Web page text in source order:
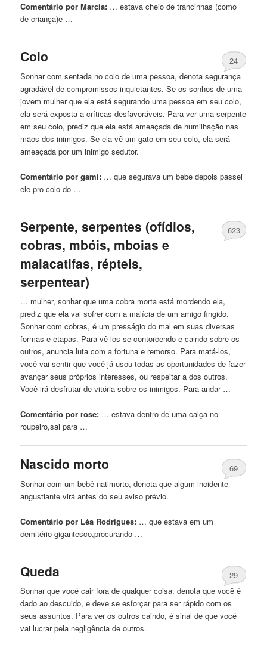
Comentário por Marcia: … estava cheiode trancinhas (como
de criança)e …
Colo
24
Sonhar com sentada no colode uma pessoa, denota segurança
agradávelde compromissos inquietantes. Se os sonhosde uma
jovem mulher que ela está segurando uma pessoa em seu colo,
ela será exposta a críticas desfavoráveis. Para ver uma serpente
em seu colo, prediz que ela está ameaçadade humilhação nas
mãos dos inimigos. Se ela vêum gato em seu colo, ela será
ameaçada porum inimigo sedutor.
Comentário por gami: … que seguravaum bebe depois passei
ele pro colo do …
Serpente, serpentes (ofídios,
cobras, mbóis, mboias e
malacatifas, répteis,
serpentear)
623
… mulher, sonhar que uma cobra morta está mordendo ela,
prediz que ela vai sofrer com a malíciade um amigo fingido.
Sonhar com cobras, éum presságio do mal em suas diversas
formas e etapas. Para vê-los se contorcendo ecaindo sobre os
outros, anuncia luta com a fortuna e remorso. Para matá-los,
você vai sentir que você já usou todas as oportunidadesde fazer
avançar seus próprios interesses, ou respeitar a dos outros.
Você irá desfrutarde vitória sobre os inimigos. Para andar …
Comentário por rose: … estava dentrode uma calça no
roupeiro,sai para …
Nascido morto
69
Sonhar comum bebê natimorto, denota que algum incidente
angustiante virá antes do seu aviso prévio.
Comentário por Léa Rodrigues: … que estava emum
cemitério gigantesco,procurando …
Queda
29
Sonhar que você cair forade qualquer coisa, denota que você é
dado ao descuido, e deve se esforçar para ser rápido com os
seus assuntos. Para ver os outroscaindo, é sinalde que você
vai lucrar pela negligênciade outros.